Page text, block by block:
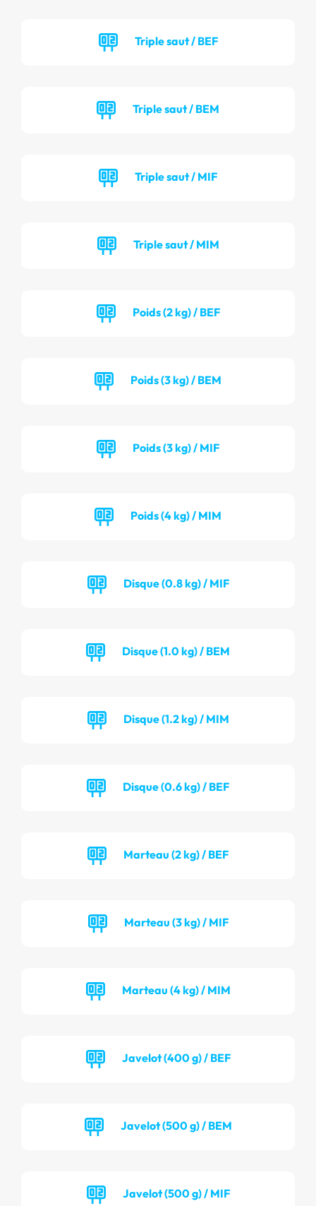
Triple saut / BEF
Triple saut / BEM
Triple saut / MIF
Triple saut / MIM
Poids (2 kg) / BEF
Poids (3 kg) / BEM
Poids (3 kg) / MIF
Poids (4 kg) / MIM
Disque (0.8 kg) / MIF
Disque (1.0 kg) / BEM
Disque (1.2 kg) / MIM
Disque (0.6 kg) / BEF
Marteau (2 kg) / BEF
Marteau (3 kg) / MIF
Marteau (4 kg) / MIM
Javelot (400 g) / BEF
Javelot (500 g) / BEM
Javelot (500 g) / MIF